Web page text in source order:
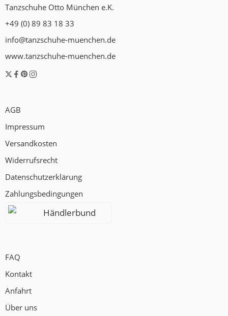
Tanzschuhe Otto München e.K.
+49 (0) 89 83 18 33
info@tanzschuhe-muenchen.de
www.tanzschuhe-muenchen.de
AGB
Impressum
Versandkosten
Widerrufsrecht
Datenschutzerklärung
Zahlungsbedingungen
Händlerbund
FAQ
Kontakt
Anfahrt
Über uns